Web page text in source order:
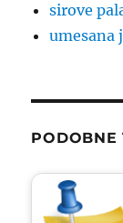
sirove
umesana
PODOBNE